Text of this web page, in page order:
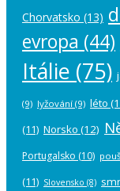
Chorvatsko (13)
evropa (44)
Itálie (75)
(9) lyžování (9) léto
(11) Norsko (12)
Portugalsko (10)
(11) Slovensko (8)